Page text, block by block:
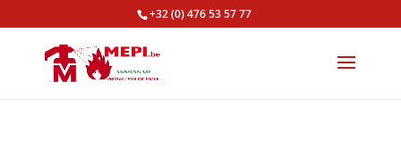
+32 (0) 476 53 57 77